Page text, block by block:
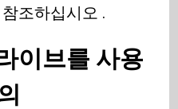
참조하십시오 .
이브를 사용